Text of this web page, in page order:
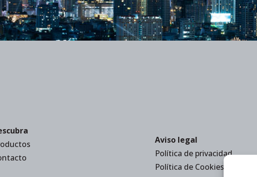
Aviso legal
Política de privacidad
Política de Cookies